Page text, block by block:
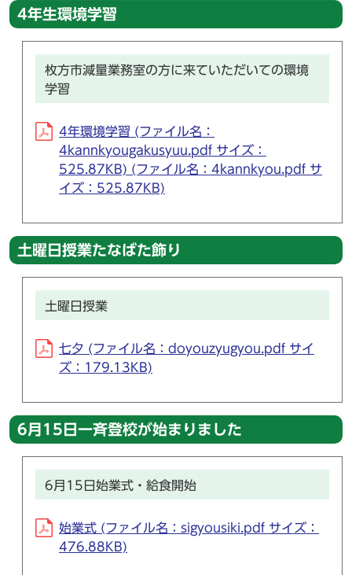
4年生環境学習
枚方市減量業務室の方に来ていただいての環境
学習
4年環境学習 (ファイル名：
4kannkyougakusyuu.pdf サイズ：
525.87KB) (ファイル名：4kannkyou.pdf サ
イズ：525.87KB)
土曜日授業たなばた飾り
土曜日授業
七夕 (ファイル名：doyouzyugyou.pdf サイ
ズ：179.13KB)
6月15日一斉登校が始まりました
6月15日始業式・給食開始
始業式 (ファイル名：sigyousiki.pdf サイズ：
476.88KB)